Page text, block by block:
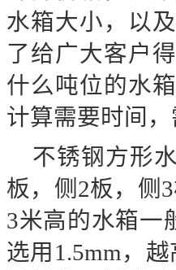
水箱大小，以
了给广大客户
什么吨位的水
计算需要时间，
不锈钢方形
板，侧2板，侧
3米高的水箱一
选用1.5mm，